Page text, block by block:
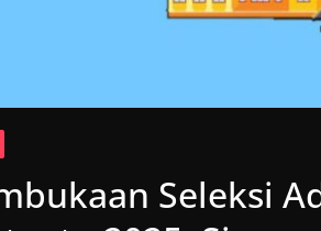
Seleksi